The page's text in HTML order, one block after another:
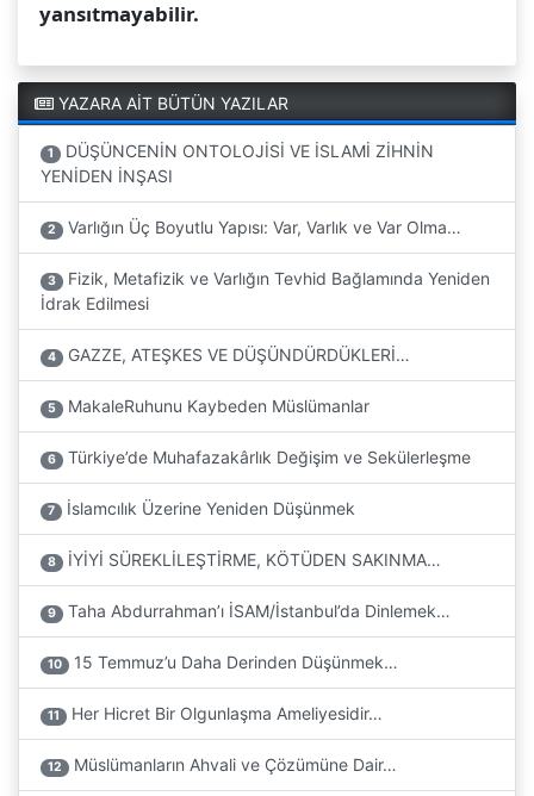
yansıtmayabilir.
YAZARA AİT BÜTÜN YAZILAR
1
DÜŞÜNCENİN ONTOLOJİSİ VE İSLAMİ ZİHNİN
YENİDEN İNŞASI
2 Varlığın Üç Boyutlu Yapısı: Var, Varlık ve Var Olma…
3
Fizik, Metafizik ve Varlığın Tevhid Bağlamında Yeniden
İdrak Edilmesi
4 GAZZE, ATEŞKES VE DÜŞÜNDÜRDÜKLERİ…
5 MakaleRuhunu Kaybeden Müslümanlar
6 Türkiye’de Muhafazakârlık Değişim ve Sekülerleşme
7 İslamcılık Üzerine Yeniden Düşünmek
8 İYİYİ SÜREKLİLEŞTİRME, KÖTÜDEN SAKINMA…
9 Taha Abdurrahman’ı İSAM/İstanbul’da Dinlemek…
10 15 Temmuz’u Daha Derinden Düşünmek…
11 Her Hicret Bir Olgunlaşma Ameliyesidir…
12 Müslümanların Ahvali ve Çözümüne Dair…